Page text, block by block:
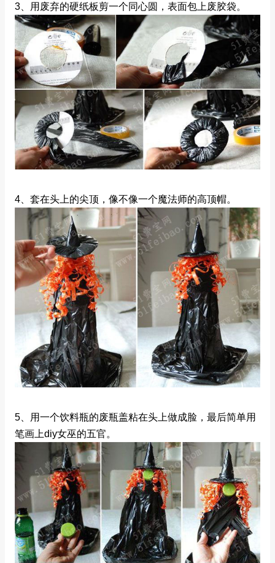
3、用废弃的硬纸板剪一个同心圆，表面包上废胶袋。
4、套在头上的尖顶，像不像一个魔法师的高顶帽。
5、用一个饮料瓶的废瓶盖粘在头上做成脸，最后简单用
笔画上diy女巫的五官。